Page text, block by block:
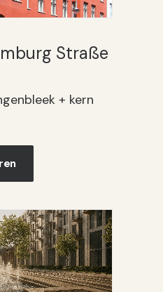
Straße
+ kern